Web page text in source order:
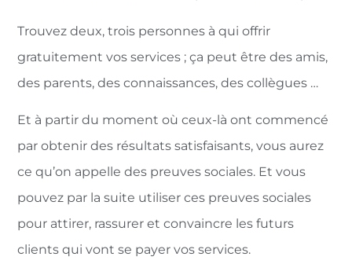
Trouvez deux, trois personnes à qui offrir
gratuitement vos services ; ça peut être des amis,
des parents, des connaissances, des collègues …
Et à partir du moment où ceux-là ont commencé
par obtenir des résultats satisfaisants, vous aurez
ce qu’on appelle des preuves sociales. Et vous
pouvez par la suite utiliser ces preuves sociales
pour attirer, rassurer et convaincre les futurs
clients qui vont se payer vos services.